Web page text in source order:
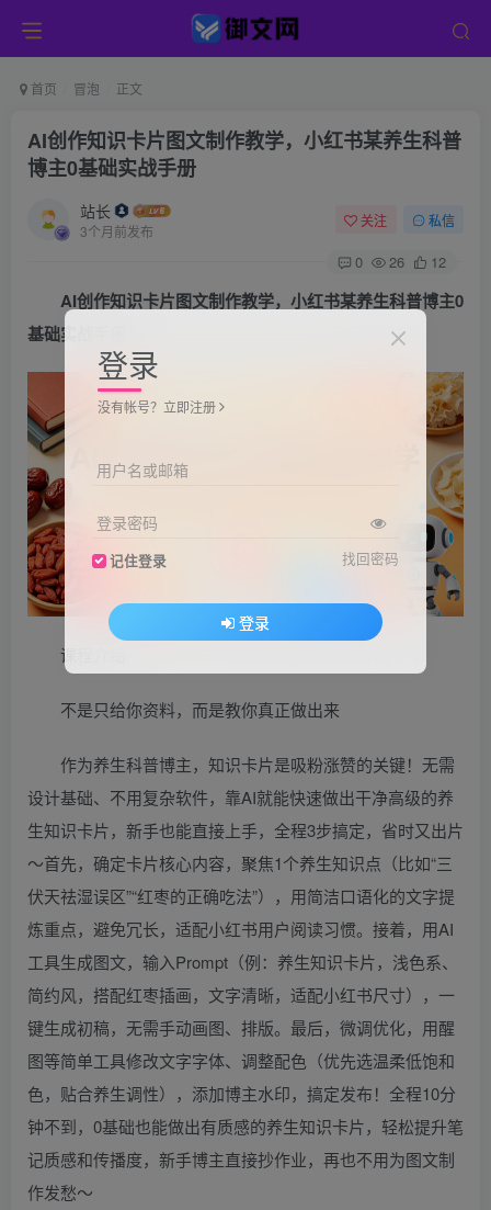
首页 冒泡 正文
AI创作知识卡片图文制作教学，小红书某养生科普
博主0基础实战手册
站长
3个月前发布
关注 私信
0 26 12
AI创作知识卡片图文制作教学，小红书某养生科普博主0
基础实战手册
课程介绍
不是只给你资料，而是教你真正做出来
作为养生科普博主，知识卡片是吸粉涨赞的关键！无需
设计基础、不用复杂软件，靠AI就能快速做出干净高级的养
生知识卡片，新手也能直接上手，全程3步搞定，省时又出片
～首先，确定卡片核心内容，聚焦1个养生知识点（比如“三
伏天祛湿误区”“红枣的正确吃法”），用简洁口语化的文字提
炼重点，避免冗长，适配小红书用户阅读习惯。接着，用AI
工具生成图文，输入Prompt（例：养生知识卡片，浅色系、
简约风，搭配红枣插画，文字清晰，适配小红书尺寸），一
键生成初稿，无需手动画图、排版。最后，微调优化，用醒
图等简单工具修改文字字体、调整配色（优先选温柔低饱和
色，贴合养生调性），添加博主水印，搞定发布！全程10分
钟不到，0基础也能做出有质感的养生知识卡片，轻松提升笔
记质感和传播度，新手博主直接抄作业，再也不用为图文制
作发愁～
登录
没有帐号？立即注册
用户名或邮箱
登录密码
记住登录 找回密码
登录